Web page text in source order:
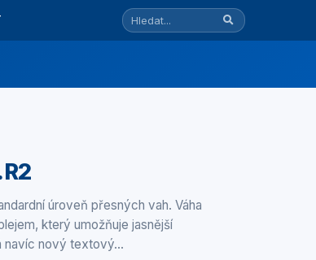
úroveň přesných vah. Váha
který umožňuje jasnější
navíc nový textový…